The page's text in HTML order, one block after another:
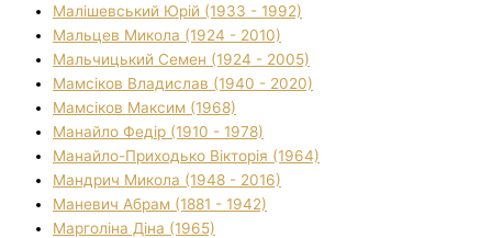
Малішевський Юрій (1933 - 1992)
Мальцев Микола (1924 - 2010)
Мальчицький Семен (1924 - 2005)
Мамсіков Владислав (1940 - 2020)
Мамсіков Максим (1968)
Манайло Федір (1910 - 1978)
Манайло-Приходько Вікторія (1964)
Мандрич Микола (1948 - 2016)
Маневич Абрам (1881 - 1942)
Марголіна Діна (1965)